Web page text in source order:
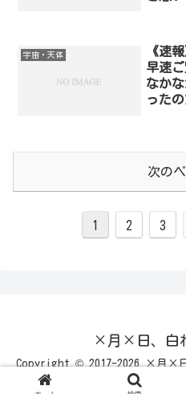
宇宙・天体
《速
早速
なか
った
次の
1 2 3
×月×日、白
Copyright © 2017-2026 ×月×